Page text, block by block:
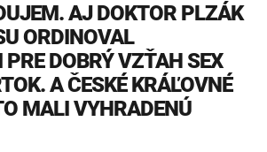
AJ DOKTOR PLZÁK
ORDINOVAL
DOBRÝ VZŤAH SEX
A ČESKÉ KRÁĽOVNÉ
MALI VYHRADENÚ